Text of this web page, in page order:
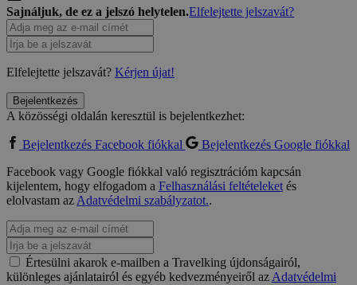
Sajnáljuk, de ez a jelszó helytelen.Elfelejtette jelszavát?
Elfelejtette jelszavát? Kérjen újat!
Bejelentkezés
A közösségi oldalán keresztül is bejelentkezhet:
Bejelentkezés Facebook fiókkal
Bejelentkezés Google fiókkal
Facebook vagy Google fiókkal való regisztrációm kapcsán
kijelentem, hogy elfogadom a Felhasználási feltételeketés
elolvastam azAdatvédelmi szabályzatot..
Értesülni akarok e-mailben a Travelking újdonságairól,
különleges ajánlatairól és egyéb kedvezményeiről azAdatvédelmi